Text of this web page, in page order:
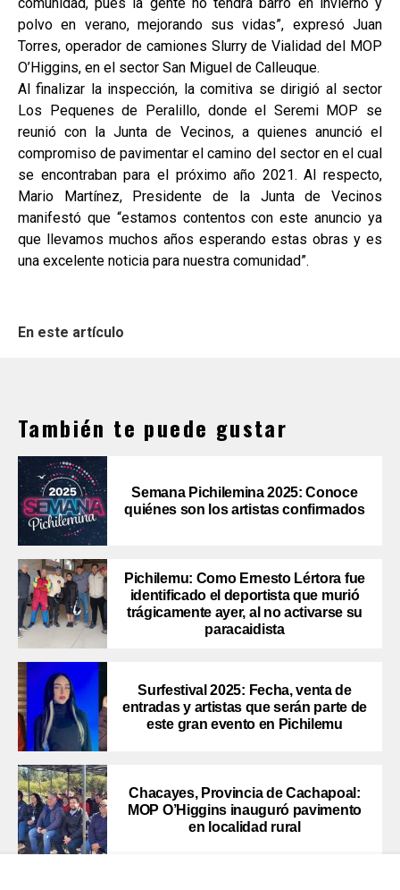
polvo en verano, mejorando sus vidas”, expresó Juan
Torres, operador de camiones Slurry de Vialidad del MOP
O’Higgins, en el sector San Miguel de Calleuque.
Al finalizar la inspección, la comitiva se dirigió al sector
Los Pequenes de Peralillo, donde el Seremi MOP se
reunió con la Junta de Vecinos, a quienes anunció el
compromiso de pavimentar el camino del sector en el cual
se encontraban para el próximo año 2021. Al respecto,
Mario Martínez, Presidente de la Junta de Vecinos
manifestó que “estamos contentos con este anuncio ya
que llevamos muchos años esperando estas obras y es
una excelente noticia para nuestra comunidad”.
En este artículo
También te puede gustar
Semana Pichilemina 2025: Conoce
quiénes son los artistas confirmados
Pichilemu: Como Ernesto Lértora fue
identificado el deportista que murió
trágicamente ayer, al no activarse su
paracaidista
Surfestival 2025: Fecha, venta de
entradas y artistas que serán parte de
este gran evento en Pichilemu
Chacayes, Provincia de Cachapoal:
MOP O’Higgins inauguró pavimento
en localidad rural